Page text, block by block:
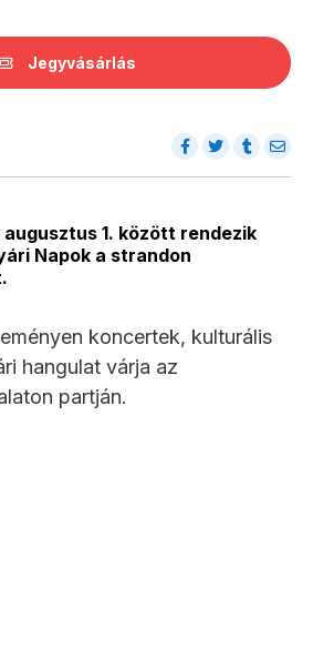
Jegyvásárlás
1. között rendezik
Napok a strandon
koncertek, kulturális
hangulat várja az
partján.